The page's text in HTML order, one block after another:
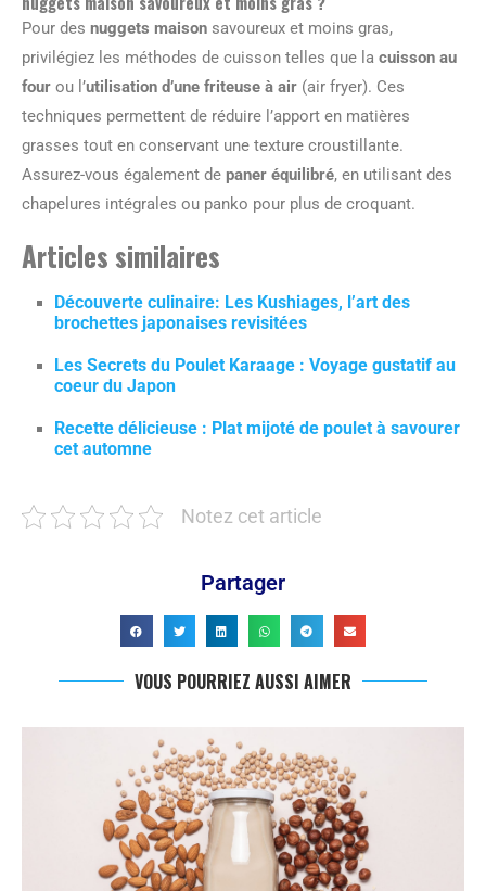
Pour des nuggets maison savoureux et moins gras,
privilégiez les méthodes de cuisson telles que la cuisson au
four ou l’utilisation d’une friteuse à air (air fryer). Ces
techniques permettent de réduire l’apport en matières
grasses tout en conservant une texture croustillante.
Assurez-vous également de paner équilibré, en utilisant des
chapelures intégrales ou panko pour plus de croquant.
Articles similaires
Découverte culinaire: Les Kushiages, l’art des
brochettes japonaises revisitées
Les Secrets du Poulet Karaage : Voyage gustatif au
coeur du Japon
Recette délicieuse : Plat mijoté de poulet à savourer
cet automne
Notez cet article
Partager
VOUS POURRIEZ AUSSI AIMER